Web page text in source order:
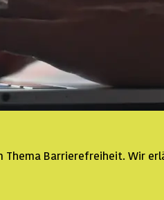
Thema Barrierefreiheit. Wir